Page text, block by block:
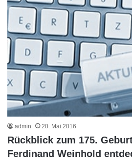
admin 20. Mai 2016
Rückblick zum 175.
Ferdinand Weinhold